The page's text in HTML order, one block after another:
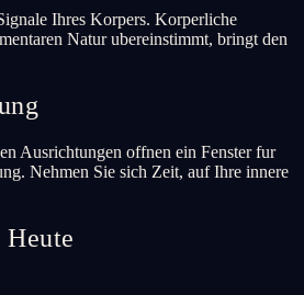
Ihres Korpers. Korperliche
Natur ubereinstimmt, bringt den
Ausrichtungen offnen ein Fenster fur
Nehmen Sie sich Zeit, auf Ihre innere
Heute